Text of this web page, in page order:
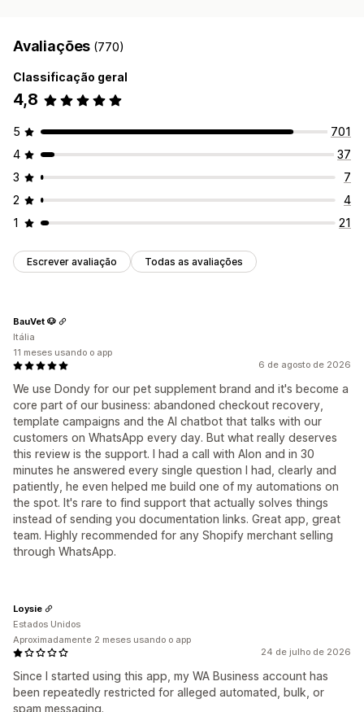
Avaliações (770)
Classificação geral
4,8
5
701
4
37
3
7
2
4
1
21
Escrever avaliação Todas as avaliações
6 de agosto de 2026
We use Dondy for our pet supplement brand and it's become a
core part of our business: abandoned checkout recovery,
template campaigns and the AI chatbot that talks with our
customers on WhatsApp every day. But what really deserves
this review is the support. I had a call with Alon and in 30
minutes he answered every single question I had, clearly and
patiently, he even helped me build one of my automations on
the spot. It's rare to find support that actually solves things
instead of sending you documentation links. Great app, great
team. Highly recommended for any Shopify merchant selling
through WhatsApp.
BauVet 🐶
Itália
11 meses usando o app
24 de julho de 2026
Since I started using this app, my WA Business account has
been repeatedly restricted for alleged automated, bulk, or
spam messaging.
Loysie
Estados Unidos
Aproximadamente 2 meses usando o app